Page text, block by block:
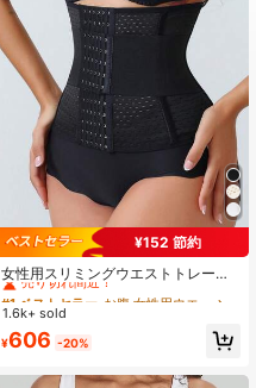
¥152 節約
女性用スリミングウエストトレーナ
ー、腹部シェイパー、スポーツウエ
ストサポート
#1 ベストセラー
お腹 女性用ウエストトレーナー
売り切れ間近！
#1 ベストセラー
売り切れ間近！
#1 ベストセラー
売り切れ間近！
#1 ベストセラー
1.6k+ sold
¥606 -20%